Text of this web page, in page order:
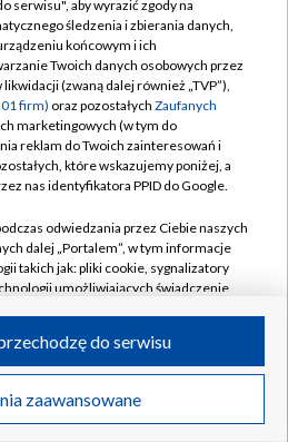
TVP
TVP
prywatności
Moje zgody
Pomoc
Kontakt
Kanały
Polska S.A. w likwidacji
serwisu", aby wyrazić zgody na
śledzenia i zbierania danych,
końcowym i ich
Twoich danych osobowych przez
(zwaną dalej również „TVP”),
firm) oraz pozostałych Zaufanych
marketingowych (w tym do
reklam do Twoich zainteresowań i
które wskazujemy poniżej, a
nas identyfikatora PPID do Google.
odwiedzania przez Ciebie naszych
dalej „Portalem”, w tym informacje
takich jak: pliki cookie, sygnalizatory
umożliwiających świadczenie
odwiedzania przez Ciebie
takie jak adresy IP, identyfikatory
zaawansowane
do serwisu